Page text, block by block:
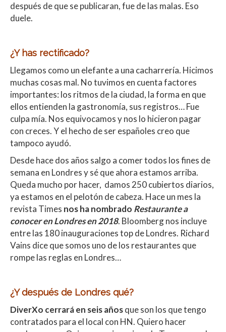
después de que se publicaran, fue de las malas. Eso
duele.
¿Y has rectificado?
Llegamos como un elefante a una cacharrería. Hicimos
muchas cosas mal. No tuvimos en cuenta factores
importantes: los ritmos de la ciudad, la forma en que
ellos entienden la gastronomía, sus registros… Fue
culpa mía. Nos equivocamos y nos lo hicieron pagar
con creces. Y el hecho de ser españoles creo que
tampoco ayudó.
Desde hace dos años salgo a comer todos los fines de
semana en Londres y sé que ahora estamos arriba.
Queda mucho por hacer, damos 250 cubiertos diarios,
ya estamos en el pelotón de cabeza. Hace un mes la
revista Times nos ha nombrado Restaurante a
conocer en Londres en 2018. Bloomberg nos incluye
entre las 180 inauguraciones top de Londres. Richard
Vains dice que somos uno de los restaurantes que
rompe las reglas en Londres…
¿Y después de Londres qué?
DiverXo cerrará en seis añosque son los que tengo
contratados para el local con HN. Quiero hacer